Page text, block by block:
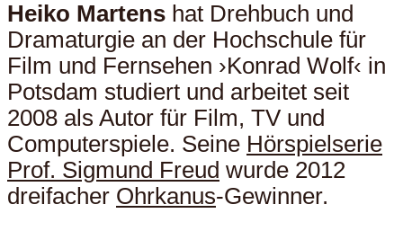
Heiko Martens hat Drehbuch und
Dramaturgie an der Hochschule für
Film und Fernsehen ›Konrad Wolf‹ in
Potsdam studiert und arbeitet seit
2008 als Autor für Film, TV und
Computerspiele. Seine Hörspielserie
Prof. Sigmund Freud wurde 2012
dreifacher Ohrkanus-Gewinner.